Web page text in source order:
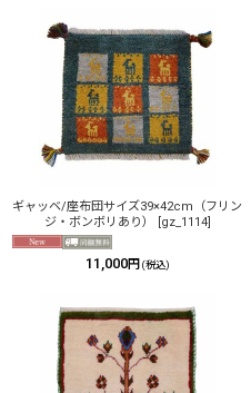
ギャッベ/座布団サイズ39×42cm（フリン
ジ・ボンボリあり）
[gz_1114]
11,000円 (税込)